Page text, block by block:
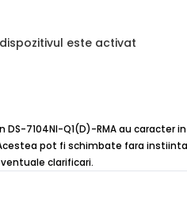
este activat
7104NI-Q1(D)-RMA au caracter
pot fi schimbate fara
clarificari.